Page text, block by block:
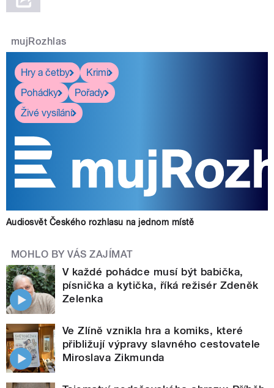
mujRozhlas
Hry a četby
Krimi
Pohádky
Pořady
Živé vysílání
Audiosvět Českého rozhlasu na jednom místě
MOHLO BY VÁS ZAJÍMAT
V každé pohádce musí být babička,
písnička a kytička, říká režisér Zdeněk
Zelenka
Ve Zlíně vznikla hra a komiks, které
přibližují výpravy slavného cestovatele
Miroslava Zikmunda